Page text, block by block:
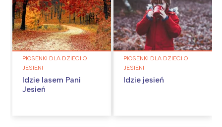
PIOSENKI DLA DZIECI O
JESIENI
Idzie lasem Pani
Jesień
PIOSENKI DLA DZIECI O
JESIENI
Idzie jesień